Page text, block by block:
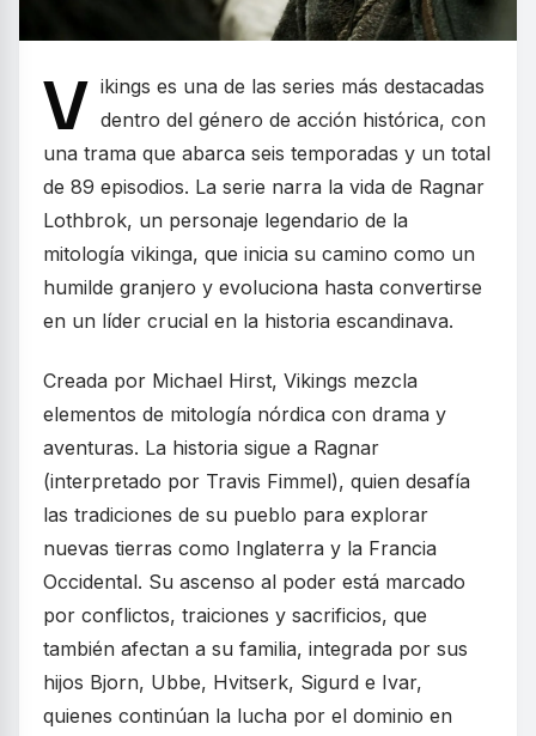
V ikings es una de las series más destacadas
dentro del género de acción histórica, con
una trama que abarca seis temporadas y un total
de 89 episodios. La serie narra la vida de Ragnar
Lothbrok, un personaje legendario de la
mitología vikinga, que inicia su camino como un
humilde granjero y evoluciona hasta convertirse
en un líder crucial en la historia escandinava.
Creada por Michael Hirst, Vikings mezcla
elementos de mitología nórdica con drama y
aventuras. La historia sigue a Ragnar
(interpretado por Travis Fimmel), quien desafía
las tradiciones de su pueblo para explorar
nuevas tierras como Inglaterra y la Francia
Occidental. Su ascenso al poder está marcado
por conflictos, traiciones y sacrificios, que
también afectan a su familia, integrada por sus
hijos Bjorn, Ubbe, Hvitserk, Sigurd e Ivar,
quienes continúan la lucha por el dominio en